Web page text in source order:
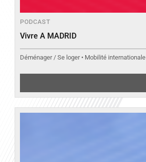
PODCAST
Vivre A MADRID
Déménager / Se loger • Mobilité internationale